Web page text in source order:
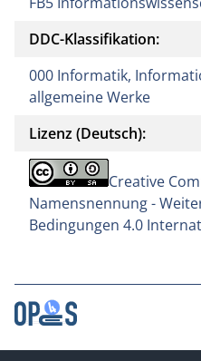
DDC-Klassifikation:
000 Informatik,
allgemeine Werke
Lizenz (Deutsch):
Creative
Namensnennung -
Bedingungen 4.0
Kontakt